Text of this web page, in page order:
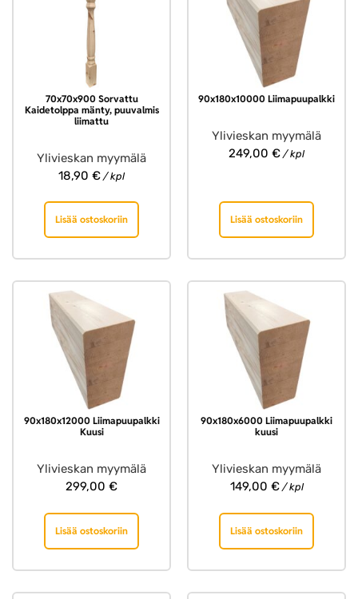
70x70x900 Sorvattu
Kaidetolppa mänty, puuvalmis
liimattu
Ylivieskan myymälä
18,90 € / kpl
Lisää ostoskoriin
90x180x10000 Liimapuupalkki
Ylivieskan myymälä
249,00 € / kpl
Lisää ostoskoriin
90x180x12000 Liimapuupalkki
Kuusi
Ylivieskan myymälä
299,00 €
Lisää ostoskoriin
90x180x6000 Liimapuupalkki
kuusi
Ylivieskan myymälä
149,00 €/ kpl
Lisää ostoskoriin